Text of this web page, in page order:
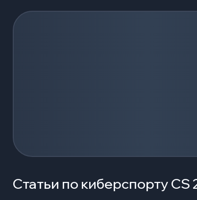
Загрузка событий...
Статьи по киберспорту CS